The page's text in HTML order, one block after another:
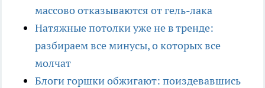
массово отказываются от гель-лака
Натяжные потолки уже не в тренде:
разбираем все минусы, о которых все
молчат
Блоги горшки обжигают: поиздевавшись